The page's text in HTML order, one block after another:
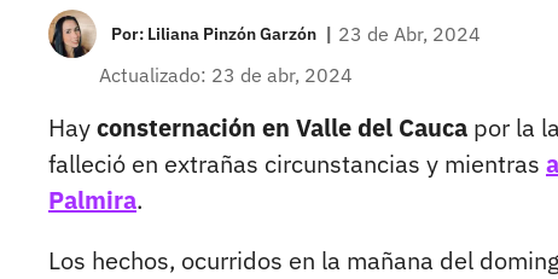
Por: Liliana Pinzón Garzón | 23 de Abr, 2024
Actualizado: 23 de abr, 2024
Hayconsternación en Valle del Cauca por la
falleció en extrañas circunstancias y mientras
Palmira.
Los hechos, ocurridos en la mañana del